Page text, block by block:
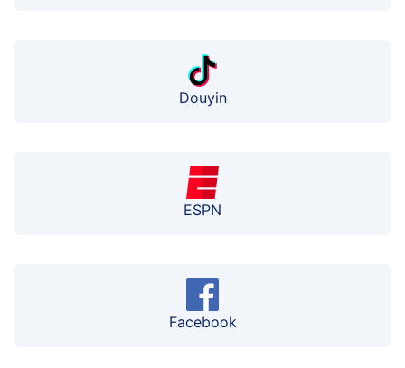
Douyin
ESPN
Facebook